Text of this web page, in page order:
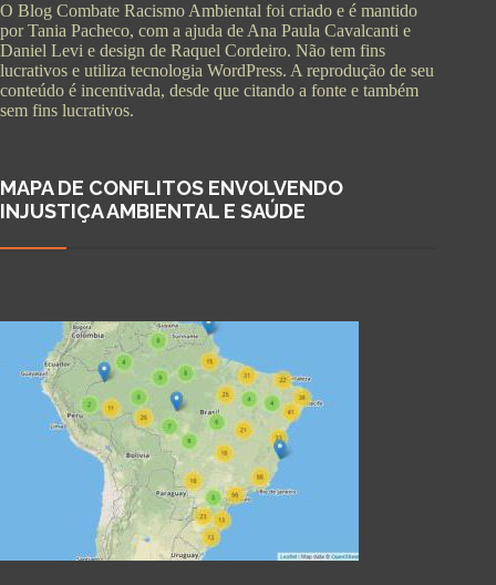
O Blog Combate Racismo Ambiental foi criado e é mantido
por Tania Pacheco, com a ajuda de Ana Paula Cavalcanti e
Daniel Levi e design de Raquel Cordeiro. Não tem fins
lucrativos e utiliza tecnologia WordPress. A reprodução de seu
conteúdo é incentivada, desde que citando a fonte e também
sem fins lucrativos.
MAPA DE CONFLITOS ENVOLVENDO
INJUSTIÇA AMBIENTAL E SAÚDE